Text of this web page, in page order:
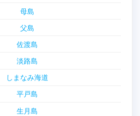
母島
父島
佐渡島
淡路島
しまなみ海道
平戸島
生月島